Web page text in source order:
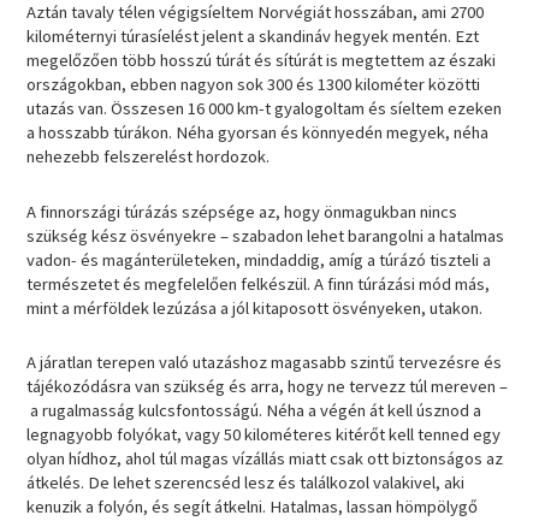
Aztán tavaly télen végigsíeltem Norvégiát hosszában, ami 2700
kilométernyi túrasíelést jelent a skandináv hegyek mentén. Ezt
megelőzően több hosszú túrát és sítúrát is megtettem az északi
országokban, ebben nagyon sok 300 és 1300 kilométer közötti
utazás van. Összesen 16 000 km-t gyalogoltam és síeltem ezeken
a hosszabb túrákon. Néha gyorsan és könnyedén megyek, néha
nehezebb felszerelést hordozok.
A finnországi túrázás szépsége az, hogy önmagukban nincs
szükség kész ösvényekre – szabadon lehet barangolni a hatalmas
vadon- és magánterületeken, mindaddig, amíg a túrázó tiszteli a
természetet és megfelelően felkészül. A finn túrázási mód más,
mint a mérföldek lezúzása a jól kitaposott ösvényeken, utakon.
A járatlan terepen való utazáshoz magasabb szintű tervezésre és
tájékozódásra van szükség és arra, hogy ne tervezz túl mereven –
a rugalmasság kulcsfontosságú. Néha a végén át kell úsznod a
legnagyobb folyókat, vagy 50 kilométeres kitérőt kell tenned egy
olyan hídhoz, ahol túl magas vízállás miatt csak ott biztonságos az
átkelés. De lehet szerencséd lesz és találkozol valakivel, aki
kenuzik a folyón, és segít átkelni. Hatalmas, lassan hömpölygő